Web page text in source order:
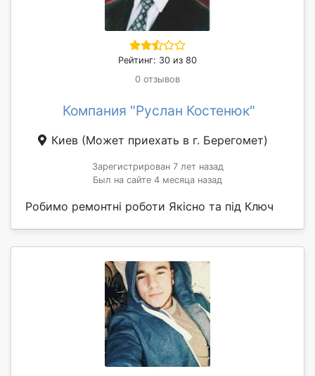
Рейтинг: 30 из 80
0 отзывов
Компания "Руслан Костенюк"
Киев (Может приехать в г. Берегомет)
Зарегистрирован 7 лет назад
Был на сайте 4 месяца назад
Робимо ремонтні роботи Якісно та під Ключ